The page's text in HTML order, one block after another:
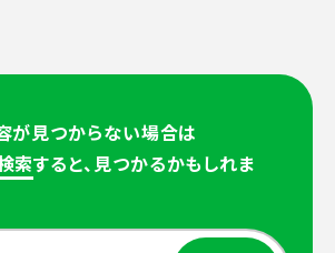
が見つからない場合は
索すると、見つかるかもしれま